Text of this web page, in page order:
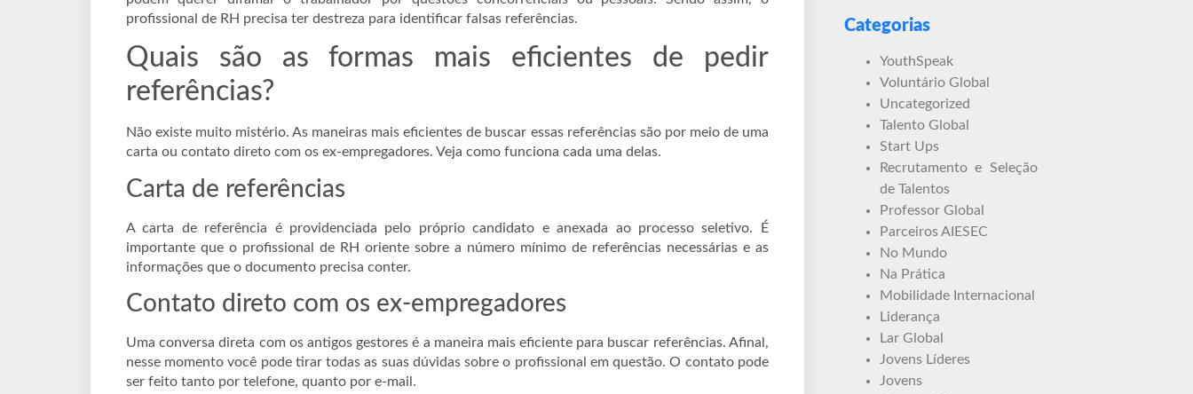
profissional de RH precisa ter destreza para identificar falsas referências.
Quais são as formas mais eficientes de pedir
referências?
Não existe muito mistério. As maneiras mais eficientes de buscar essas referências são por meio de uma
carta ou contato direto com os ex-empregadores. Veja como funciona cada uma delas.
Carta de referências
A carta de referência é providenciada pelo próprio candidato e anexada ao processo seletivo. É
importante que o profissional de RH oriente sobre a número mínimo de referências necessárias e as
informações que o documento precisa conter.
Contato direto com os ex-empregadores
Uma conversa direta com os antigos gestores é a maneira mais eficiente para buscar referências. Afinal,
nesse momento você pode tirar todas as suas dúvidas sobre o profissional em questão. O contato pode
ser feito tanto por telefone, quanto por e-mail.
Categorias
YouthSpeak
Voluntário Global
Uncategorized
Talento Global
Start Ups
Recrutamento e Seleção
de Talentos
Professor Global
Parceiros AIESEC
No Mundo
Na Prática
Mobilidade Internacional
Liderança
Lar Global
Jovens Líderes
Jovens